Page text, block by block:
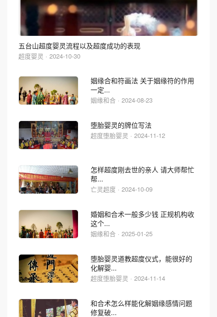
五台山超度婴灵流程以及超度成功的表现
超度婴灵 · 2024-10-30
姻缘合和符画法 关于姻缘符的作用
一定...
姻缘和合 · 2024-08-23
堕胎婴灵的牌位写法
超度堕胎婴灵 · 2024-11-12
怎样超度刚去世的亲人 请大师帮忙
帮...
亡灵超度 · 2024-10-09
婚姻和合术一般多少钱 正规机构收
这个...
姻缘和合 · 2025-01-25
堕胎婴灵道教超度仪式，能很好的
化解婴...
超度堕胎婴灵 · 2024-11-14
和合术怎么样能化解姻缘感情问题
修复破...